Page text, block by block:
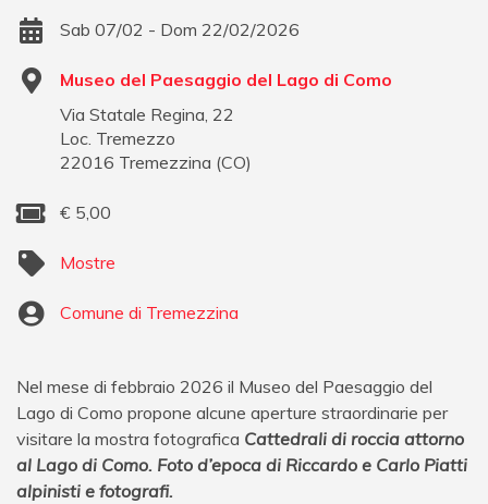
Sab 07/02 - Dom 22/02/2026
Museo del Paesaggio del Lago di Como
Via Statale Regina, 22
Loc. Tremezzo
22016 Tremezzina (CO)
€ 5,00
Mostre
Comune di Tremezzina
Nel mese di febbraio 2026 il Museo del Paesaggio del
Lago di Como propone alcune aperture straordinarie per
visitare la mostra fotografica Cattedrali di roccia attorno
al Lago di Como. Foto d’epoca di Riccardo e Carlo Piatti
alpinisti e fotografi.